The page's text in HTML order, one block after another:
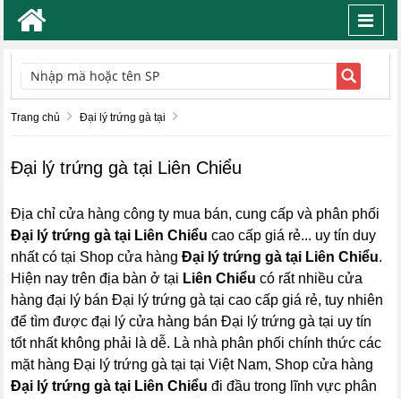
TÌM KIẾM
Trang chủ Đại lý trứng gà tại
Đại lý trứng gà tại Liên Chiểu
Địa chỉ cửa hàng công ty mua bán, cung cấp và phân phối
Đại lý trứng gà tại Liên Chiểu cao cấp giá rẻ... uy tín duy
nhất có tại Shop cửa hàngĐại lý trứng gà tại Liên Chiểu.
Hiện nay trên địa bàn ở tại Liên Chiểu có rất nhiều cửa
hàng đại lý bán Đại lý trứng gà tại cao cấp giá rẻ, tuy nhiên
để tìm được đại lý cửa hàng bán Đại lý trứng gà tại uy tín
tốt nhất không phải là dễ. Là nhà phân phối chính thức các
mặt hàng Đại lý trứng gà tại tại Việt Nam, Shop cửa hàng
Đại lý trứng gà tại Liên Chiểu đi đầu trong lĩnh vực phân